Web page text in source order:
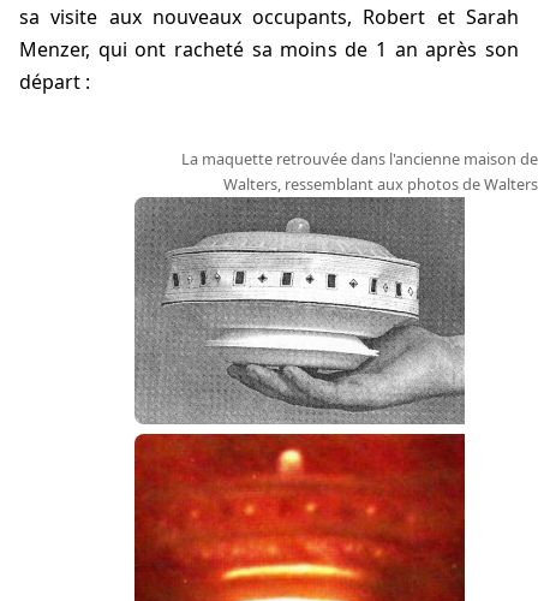
sa visite aux nouveaux occupants, Robert et Sarah
Menzer, qui ont racheté sa moins de 1 an après son
départ :
La maquette retrouvée dans l'ancienne maison de
Walters, ressemblant aux photos de Walters